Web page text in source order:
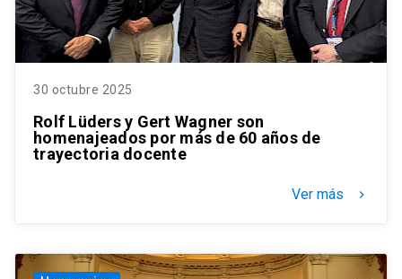
30 octubre 2025
Rolf Lüders y Gert Wagner son
homenajeados por más de 60 años de
trayectoria docente
Ver más keyboard_arrow_right